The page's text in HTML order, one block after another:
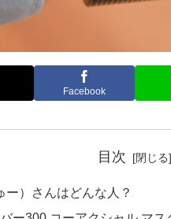
Facebook
目次
ー）さんはどんな人？